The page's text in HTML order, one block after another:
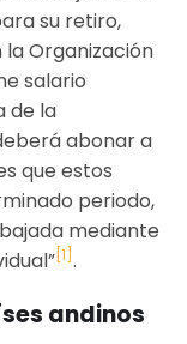
su retiro,
Organización
salario
de la
abonar a
que estos
periodo,
mediante
[1] .
andinos